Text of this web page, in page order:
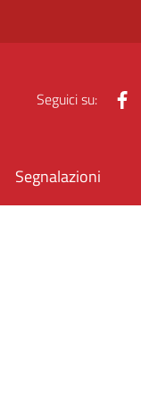
Seguici su:
Segnalazioni